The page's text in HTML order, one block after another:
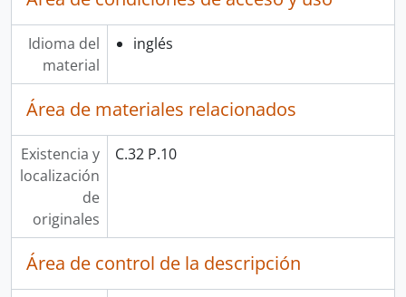
Idioma del
material
inglés
Área de materiales relacionados
Existencia y
localización
de
originales
C.32 P.10
Área de control de la descripción